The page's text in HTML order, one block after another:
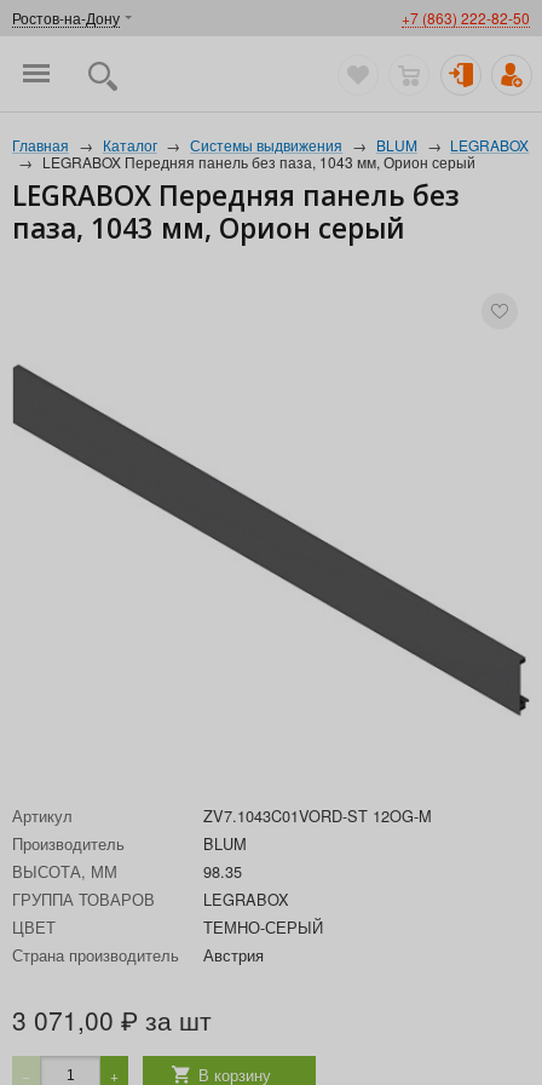
Ростов-на-Дону +7 (863) 222-82-50
Главная → Каталог → Системы выдвижения → BLUM → LEGRABOX
→ LEGRABOX Передняя панель без паза, 1043 мм, Орион серый
LEGRABOX Передняя панель без
паза, 1043 мм, Орион серый
Артикул
ZV7.1043C01VORD-ST 12OG-M
Производитель
BLUM
ВЫСОТА, ММ
98.35
ГРУППА ТОВАРОВ
LEGRABOX
ЦВЕТ
ТЕМНО-СЕРЫЙ
Страна производитель
Австрия
3 071,00 ₽ за шт
− + В корзину